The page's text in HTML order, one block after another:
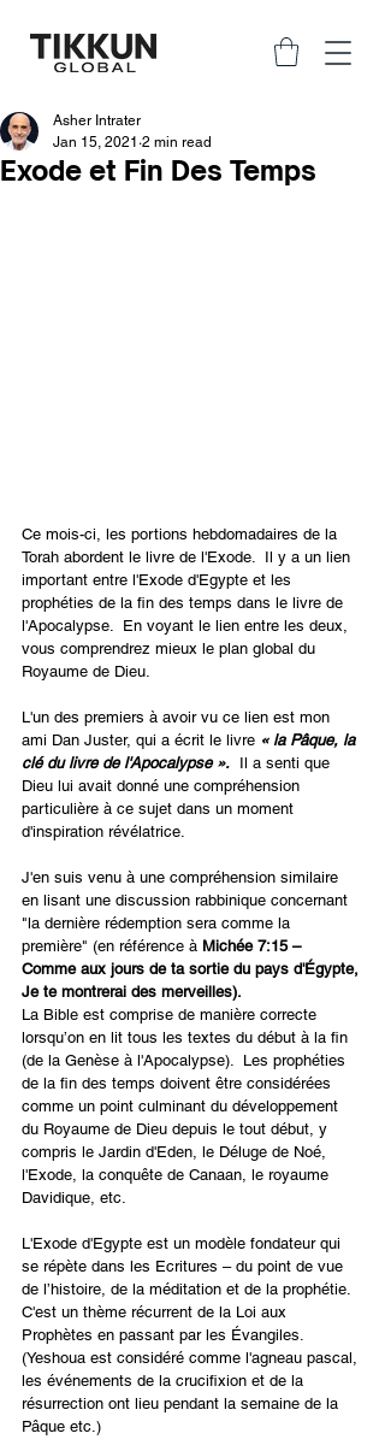
Exode et Fin Des Temps
Asher Intrater
Jan 15, 2021 2 min read
Ce mois-ci, les portions hebdomadaires de la
Torah abordent le livre de l'Exode.  Il y a un lien
important entre l'Exode d'Egypte et les
prophéties de la fin des temps dans le livre de
l'Apocalypse.  En voyant le lien entre les deux,
vous comprendrez mieux le plan global du
Royaume de Dieu.
L'un des premiers à avoir vu ce lien est mon
ami Dan Juster, qui a écrit le livre « la Pâque, la
clé du livre de l'Apocalypse ».
  Il a senti que
Dieu lui avait donné une compréhension
particulière à ce sujet dans un moment
d'inspiration révélatrice.
J'en suis venu à une compréhension similaire
en lisant une discussion rabbinique concernant
"la dernière rédemption sera comme la
première" (en référence à Michée 7:15 –
Comme aux jours de ta sortie du pays d'Égypte,
Je te montrerai des merveilles).
La Bible est comprise de manière correcte
lorsqu’on en lit tous les textes du début à la fin
(de la Genèse à l'Apocalypse).  Les prophéties
de la fin des temps doivent être considérées
comme un point culminant du développement
du Royaume de Dieu depuis le tout début, y
compris le Jardin d'Eden, le Déluge de Noé,
l'Exode, la conquête de Canaan, le royaume
Davidique, etc.
L'Exode d'Egypte est un modèle fondateur qui
se répète dans les Ecritures – du point de vue
de l’histoire, de la méditation et de la prophétie.
C'est un thème récurrent de la Loi aux
Prophètes en passant par les Évangiles.
(Yeshoua est considéré comme l'agneau pascal,
les événements de la crucifixion et de la
résurrection ont lieu pendant la semaine de la
Pâque etc.)